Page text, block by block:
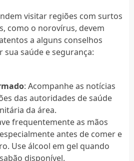
visitar regiões com surtos
como o norovírus, devem
a alguns conselhos
saúde e segurança:
: Acompanhe as notícias
das autoridades de saúde
da área.
frequentemente as mãos
antes de comer e
Use álcool em gel quando
disponível.